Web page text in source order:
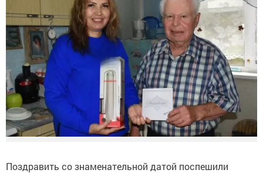
Поздравить со знаменательной датой поспешили